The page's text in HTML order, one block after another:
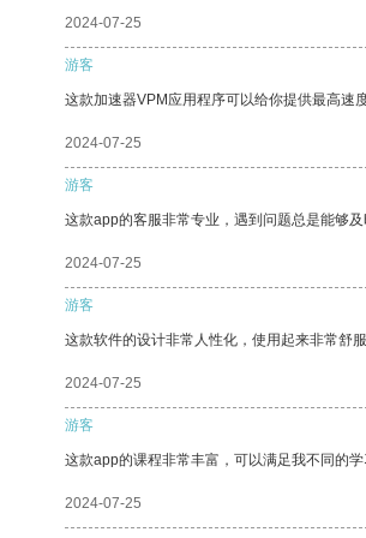
2024-07-25
游客
这款加速器VPM应用程序可以给你提供最高速
2024-07-25
游客
这款app的客服非常专业，遇到问题总是能够及
2024-07-25
游客
这款软件的设计非常人性化，使用起来非常舒服
2024-07-25
游客
这款app的课程非常丰富，可以满足我不同的
2024-07-25